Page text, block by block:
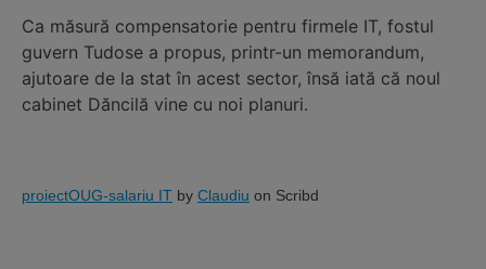
Ca măsură compensatorie pentru firmele IT, fostul
guvern Tudose a propus, printr-un memorandum,
ajutoare de la stat în acest sector, însă iată că noul
cabinet Dăncilă vine cu noi planuri.
proiectOUG-salariu IT by Claudiu on Scribd